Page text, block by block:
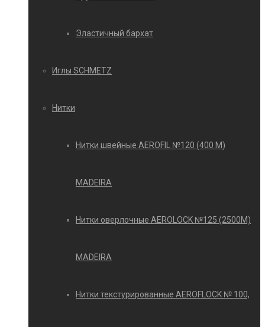
Эластичный бархат
Иглы SCHMETZ
Нитки
Нитки швейные AEROFIL №120 (400 М)
MADEIRA
Нитки оверлочные AEROLOCK №125 (2500М)
MADEIRA
Нитки текстурированные AEROFLOCK № 100,